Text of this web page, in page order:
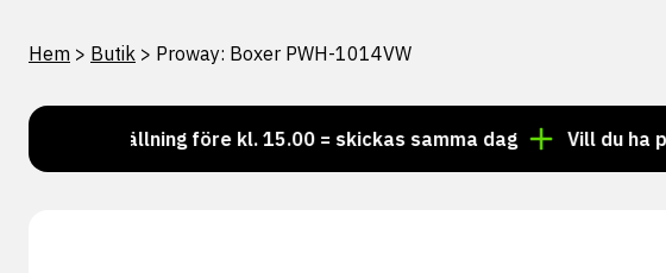
Hem > Butik > Proway: Boxer PWH-1014VW
Beställning före kl. 15.00 = skickas samma dag Vill du ha